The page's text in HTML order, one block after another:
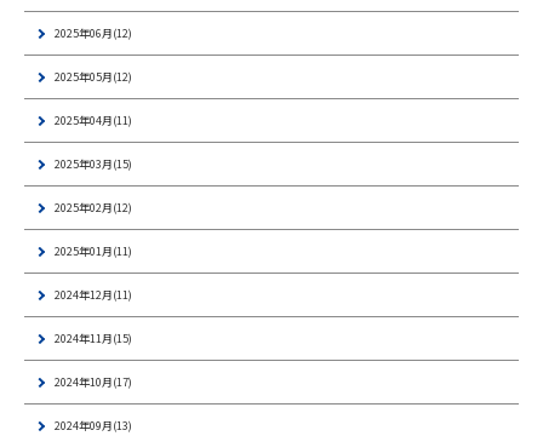
2025年06月(12)
2025年05月(12)
2025年04月(11)
2025年03月(15)
2025年02月(12)
2025年01月(11)
2024年12月(11)
2024年11月(15)
2024年10月(17)
2024年09月(13)